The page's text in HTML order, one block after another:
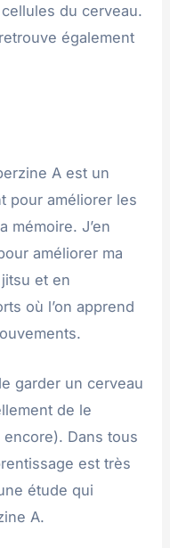
du cerveau.
également
A est un
pour améliorer les
mémoire. J’en
améliorer ma
et en
où l’on apprend
garder un cerveau
de le
encore). Dans tous
est très
étude qui
A.